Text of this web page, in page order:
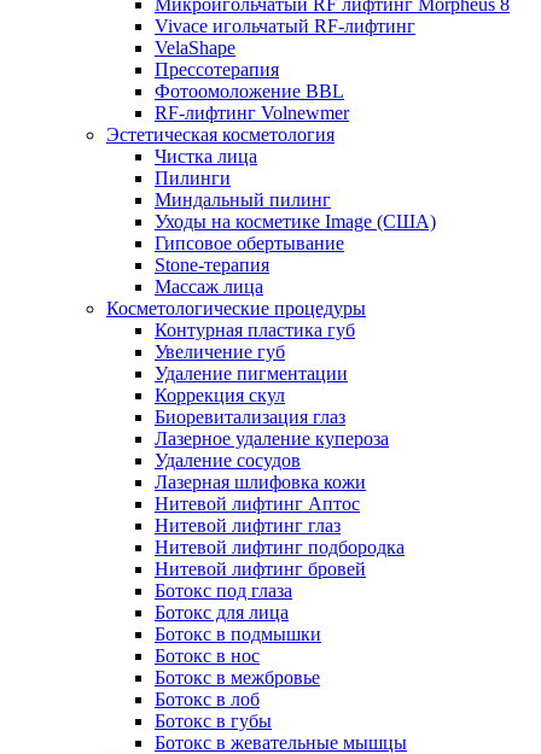
Микроигольчатый RF лифтинг Morpheus 8
Vivace игольчатый RF-лифтинг
VelaShape
Прессотерапия
Фотоомоложение BBL
RF-лифтинг Volnewmer
Эстетическая косметология
Чистка лица
Пилинги
Миндальный пилинг
Уходы на косметике Image (США)
Гипсовое обертывание
Stone-терапия
Массаж лица
Косметологические процедуры
Контурная пластика губ
Увеличение губ
Удаление пигментации
Коррекция скул
Биоревитализация глаз
Лазерное удаление купероза
Удаление сосудов
Лазерная шлифовка кожи
Нитевой лифтинг Аптос
Нитевой лифтинг глаз
Нитевой лифтинг подбородка
Нитевой лифтинг бровей
Ботокс под глаза
Ботокс для лица
Ботокс в подмышки
Ботокс в нос
Ботокс в межбровье
Ботокс в лоб
Ботокс в губы
Ботокс в жевательные мышцы